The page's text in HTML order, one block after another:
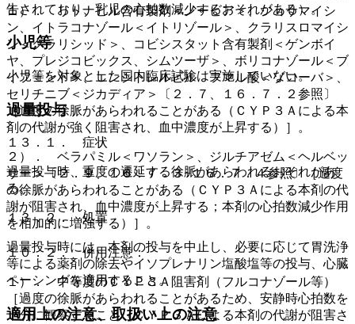
告されており、乳児の心拍数減少するおそれがある）。
小児等
小児等を対象とした国内臨床試験は実施していない。
過量投与
１３．１． 症状
過量投与時、重度の遷延する徐脈があらわれるおそれがあ
る。
１３．２． 処置
過量投与時には、本剤の投与を中止し、必要に応じて胃洗浄
等による薬剤の除去やイソプレナリン塩酸塩等の投与、心臓
ペーシングを適用すること。
適用上の注意、取扱い上の注意
１）． リトナビル含有製剤＜ノービア＞、ジョサマイシ
ン、イトラコナゾール＜イトリゾール＞、クラリスロマイシ
ン＜クラリシッド＞、コビシスタット含有製剤＜ゲンボイ
ヤ、プレジコビックス、シムツーザ＞、ボリコナゾール＜ブ
イフェンド＞、エンシトレルビル フマル酸＜ゾコーバ＞、
セリチニブ＜ジカディア＞〔２．７、１６．７．２参照〕
［過度の徐脈があらわれることがある（ＣＹＰ３Ａによる本
剤の代謝が強く阻害され、血中濃度が上昇する）］。
２）． ベラパミル＜ワソラン＞、ジルチアゼム＜ヘルベッ
サー＞〔２．９、１６．７．３−１６．７．４参照〕［過度
の徐脈があらわれることがある（ＣＹＰ３Ａによる本剤の代
謝が阻害され、血中濃度が上昇する；本剤の心拍数減少作用
を相加的に増強する）］。
１０．２． 併用注意：
１）． 中等度のＣＹＰ３Ａ阻害剤（フルコナゾール等）
［過度の徐脈があらわれることがあるため、安静時心拍数を
十分に観察すること（ＣＹＰ３Ａによる本剤の代謝が阻害さ